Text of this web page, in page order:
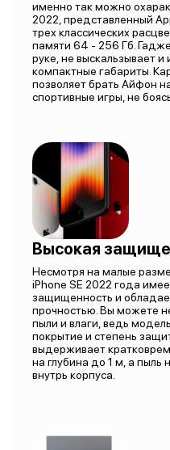
именно так можно
2022, представленный
трех классических
памяти 64 - 256 Гб.
руке, не выскальзывает
компактные габариты.
позволяет брать Айфон
спортивные игры, не
Высокая
Несмотря на малые
iPhone SE 2022 года
защищенность и
прочностью. Вы можете
пыли и влаги, ведь
покрытие и степень
выдерживает
на глубина до 1 м, а пыль
внутрь корпуса.